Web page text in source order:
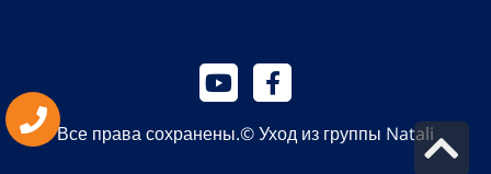
Все права сохранены.© Уход из группы Natali
גלילה